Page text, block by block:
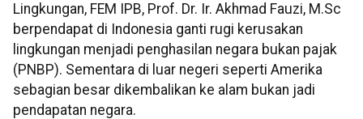
Lingkungan, FEM IPB, Prof. Dr. Ir. Akhmad Fauzi, M.Sc
berpendapat di Indonesia ganti rugi kerusakan
lingkungan menjadi penghasilan negara bukan pajak
(PNBP). Sementara di luar negeri seperti Amerika
sebagian besar dikembalikan ke alam bukan jadi
pendapatan negara.